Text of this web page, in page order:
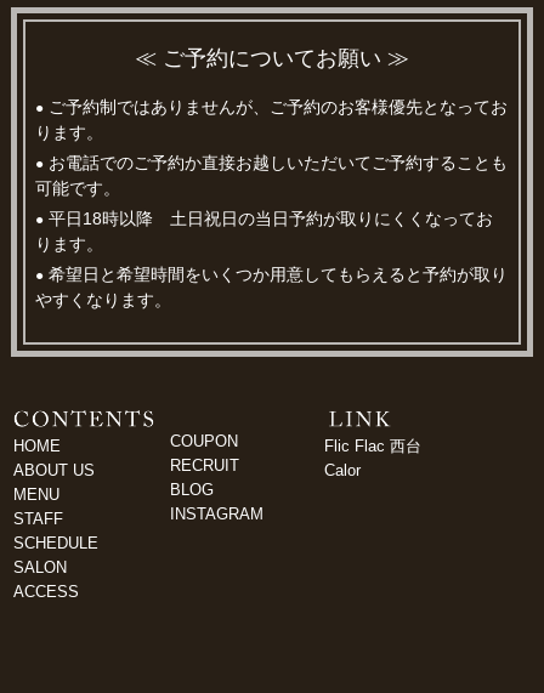
≪ ご予約についてお願い ≫
● ご予約制ではありませんが、ご予約のお客様優先となってお
ります。
● お電話でのご予約か直接お越しいただいてご予約することも
可能です。
● 平日18時以降 土日祝日の当日予約が取りにくくなってお
ります。
● 希望日と希望時間をいくつか用意してもらえると予約が取り
やすくなります。
HOME
ABOUT US
MENU
STAFF
SCHEDULE
SALON
ACCESS
COUPON
RECRUIT
BLOG
INSTAGRAM
Flic Flac 西台
Calor